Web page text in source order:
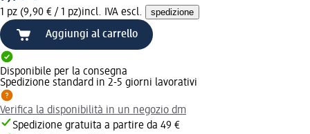
1 pz (9,90 € / 1 pz)incl. IVA escl. spedizione
Aggiungi al carrello
Disponibile per la consegna
Spedizione standard in 2-5 giorni lavorativi
Verifica la disponibilità in un negozio dm
Spedizione gratuita a partire da 49 €